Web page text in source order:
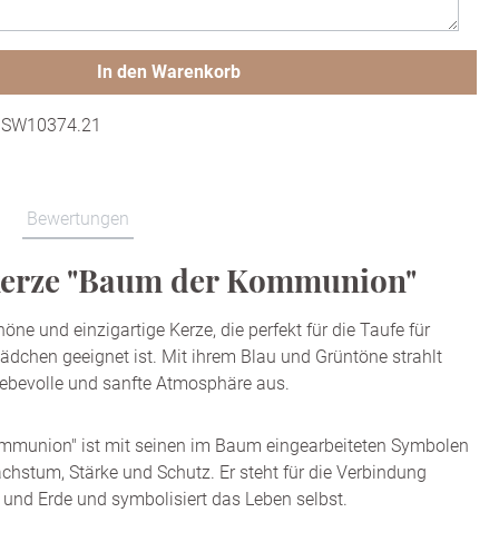
In den Warenkorb
SW10374.21
Bewertungen
"Baum der Kommunion"
und einzigartige Kerze, die perfekt für die Taufe für
geeignet ist. Mit ihrem Blau und Grüntöne strahlt
und sanfte Atmosphäre aus.
ist mit seinen im Baum eingearbeiteten Symbolen
Stärke und Schutz. Er steht für die Verbindung
Erde und symbolisiert das Leben selbst.